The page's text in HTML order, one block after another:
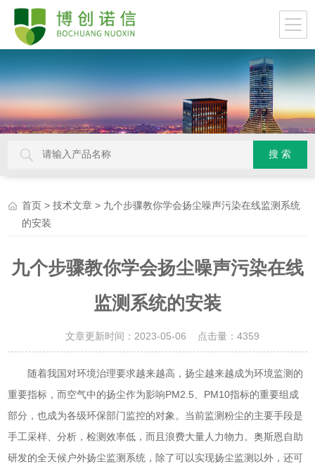
首页 >技术文章 > 九个步骤教你学会扬尘噪声污染在线监测系统
的安装
九个步骤教你学会扬尘噪声污染在线
监测系统的安装
文章更新时间：2023-05-06 点击量： 4359
随着我国对环境治理要求越来越高，扬尘越来越成为环境监测的
重要指标，而空气中的扬尘作为影响PM2.5、PM10指标的重要组成
部分，也成为各级环保部门监控的对象。当前监测粉尘的主要手段是
手工采样、分析，检测效率低，而且浪费大量人力物力。奥斯恩自助
研发的全天候户外扬尘监测系统，除了可以实现扬尘监测以外，还可